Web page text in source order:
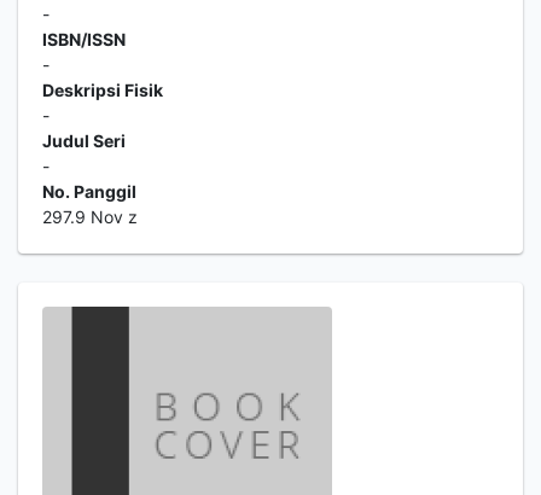
-
ISBN/ISSN
-
Deskripsi Fisik
-
Judul Seri
-
No. Panggil
297.9 Nov z